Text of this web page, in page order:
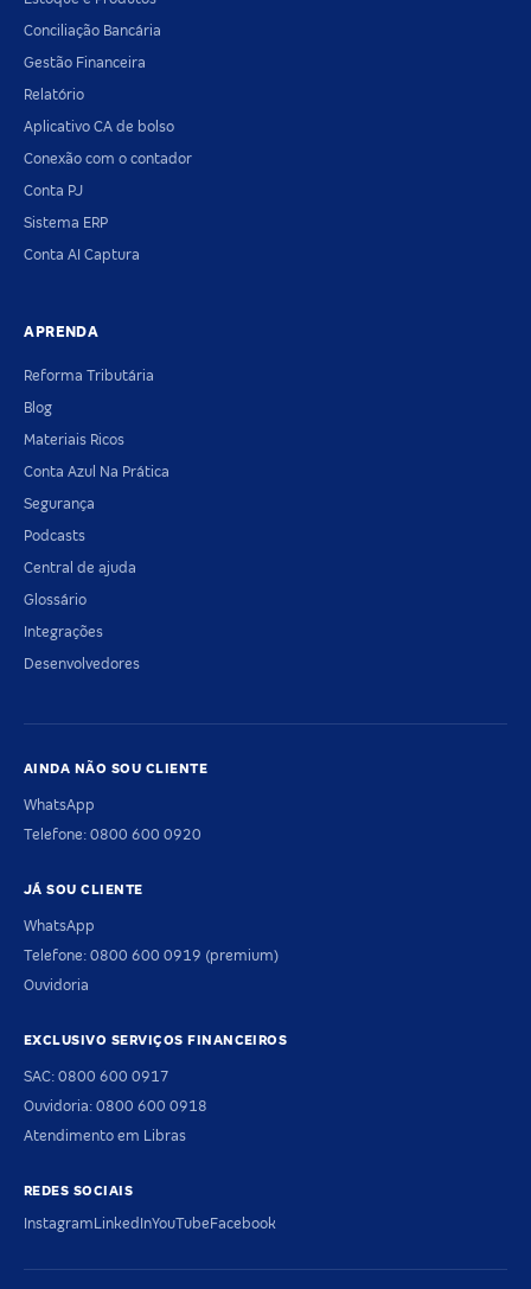
Conciliação Bancária
Gestão Financeira
Relatório
Aplicativo CA de bolso
Conexão com o contador
Conta PJ
Sistema ERP
Conta AI Captura
APRENDA
Reforma Tributária
Blog
Materiais Ricos
Conta Azul Na Prática
Segurança
Podcasts
Central de ajuda
Glossário
Integrações
Desenvolvedores
AINDA NÃO SOU CLIENTE
WhatsApp
Telefone: 0800 600 0920
JÁ SOU CLIENTE
WhatsApp
Telefone: 0800 600 0919 (premium)
Ouvidoria
EXCLUSIVO SERVIÇOS FINANCEIROS
SAC: 0800 600 0917
Ouvidoria: 0800 600 0918
Atendimento em Libras
REDES SOCIAIS
InstagramLinkedInYouTubeFacebook